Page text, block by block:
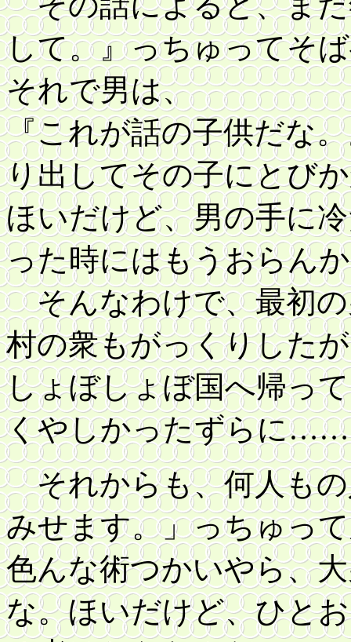
して。』っちゅってそ
それで男は、
『これが話の子供だな
り出してその子にとび
ほいだけど、男の手に
った時にはもうおらん
そんなわけで、最初の
村の衆もがっくりした
しょぼしょぼ国へ帰っ
くやしかったずらに
それからも、何人もの
みせます。」っちゅっ
色んな術つかいやら、
な。ほいだけど、ひと